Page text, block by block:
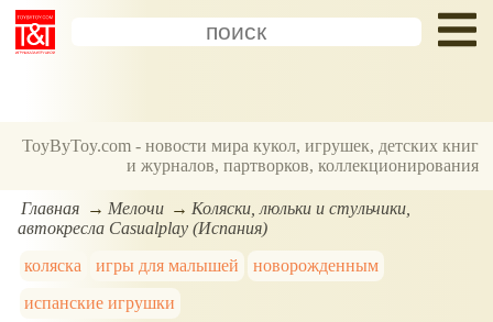
ToyByToy.com - новости мира кукол, игрушек, детских книг
и журналов, партворков, коллекционирования
Главная Мелочи
Коляски, люльки и стульчики,
автокресла Casualplay (Испания)
коляска
игры для малышей
новорожденным
испанские игрушки